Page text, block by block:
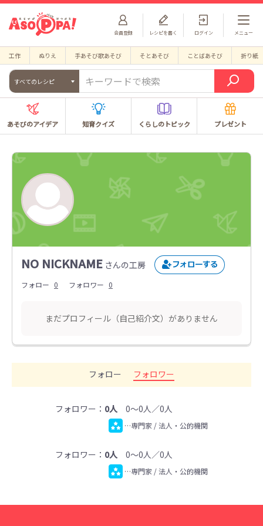
会員登録 ログイン
レシピを書く メニュー
工作 ぬりえ 手あそび歌あそび そとあそび ことばあそび 折り紙
すべてのレシピ
あそびのアイデア 知育クイズ くらしのトピック プレゼント
NO NICKNAME さんの工房
フォロー 0 フォロワー 0
まだプロフィール（自己紹介文）がありません
フォロー フォロワー
フォロワー： 0人0～0人／0人
…専門家 / 法人・公的機関
フォロワー： 0人0～0人／0人
…専門家 / 法人・公的機関